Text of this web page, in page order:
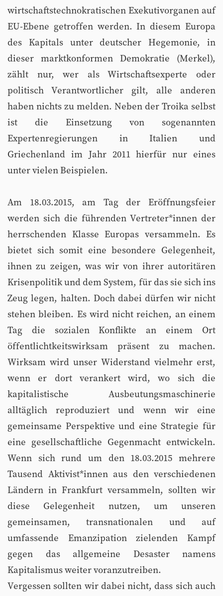
wirtschaftstechnokratischen Exekutivorganen auf
EU-Ebene getroffen werden. In diesem Europa
des Kapitals unter deutscher Hegemonie, in
dieser marktkonformen Demokratie (Merkel),
zählt nur, wer als Wirtschaftsexperte oder
politisch Verantwortlicher gilt, alle anderen
haben nichts zu melden. Neben der Troika selbst
ist die Einsetzung von sogenannten
Expertenregierungen in Italien und
Griechenland im Jahr 2011 hierfür nur eines
unter vielen Beispielen.
Am 18.03.2015, am Tag der Eröffnungsfeier
werden sich die führenden Vertreter*innen der
herrschenden Klasse Europas versammeln. Es
bietet sich somit eine besondere Gelegenheit,
ihnen zu zeigen, was wir von ihrer autoritären
Krisenpolitik und dem System, für das sie sich ins
Zeug legen, halten. Doch dabei dürfen wir nicht
stehen bleiben. Es wird nicht reichen, an einem
Tag die sozialen Konflikte an einem Ort
öffentlichtkeitswirksam präsent zu machen.
Wirksam wird unser Widerstand vielmehr erst,
wenn er dort verankert wird, wo sich die
kapitalistische Ausbeutungsmaschinerie
alltäglich reproduziert und wenn wir eine
gemeinsame Perspektive und eine Strategie für
eine gesellschaftliche Gegenmacht entwickeln.
Wenn sich rund um den 18.03.2015 mehrere
Tausend Aktivist*innen aus den verschiedenen
Ländern in Frankfurt versammeln, sollten wir
diese Gelegenheit nutzen, um unseren
gemeinsamen, transnationalen und auf
umfassende Emanzipation zielenden Kampf
gegen das allgemeine Desaster namens
Kapitalismus weiter voranzutreiben.
Vergessen sollten wir dabei nicht, dass sich auch